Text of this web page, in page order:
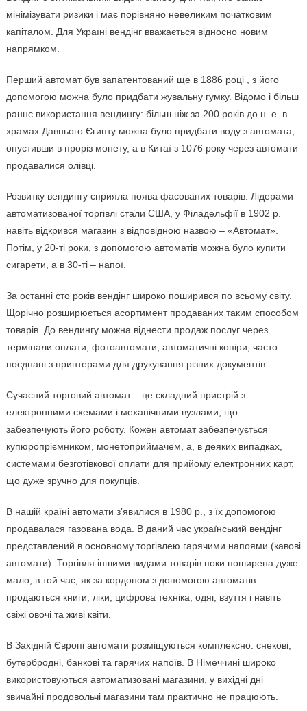
мінімізувати ризики і має порівняно невеликим початковим
капіталом. Для Україні вендінг вважається відносно новим
напрямком.
Перший автомат був запатентований ще в 1886 році , з його
допомогою можна було придбати жувальну гумку. Відомо і більш
раннє використання вендингу: більш ніж за 200 років до н. е. в
храмах Давнього Єгипту можна було придбати воду з автомата,
опустивши в проріз монету, а в Китаї з 1076 року через автомати
продавалися олівці.
Розвитку вендингу сприяла поява фасованих товарів. Лідерами
автоматизованої торгівлі стали США, у Філадельфії в 1902 р.
навіть відкрився магазин з відповідною назвою – «Автомат».
Потім, у 20-ті роки, з допомогою автоматів можна було купити
сигарети, а в 30-ті – напої.
За останні сто років вендінг широко поширився по всьому світу.
Щорічно розширюється асортимент продаваних таким способом
товарів. До вендингу можна віднести продаж послуг через
термінали оплати, фотоавтомати, автоматичні копіри, часто
поєднані з принтерами для друкування різних документів.
Сучасний торговий автомат – це складний пристрій з
електронними схемами і механічними вузлами, що
забезпечують його роботу. Кожен автомат забезпечується
купюропріємником, монетоприймачем, а, в деяких випадках,
системами безготівкової оплати для прийому електронних карт,
що дуже зручно для покупців.
В нашій країні автомати з’явилися в 1980 р., з їх допомогою
продавалася газована вода. В даний час український вендінг
представлений в основному торгівлею гарячими напоями (кавові
автомати). Торгівля іншими видами товарів поки поширена дуже
мало, в той час, як за кордоном з допомогою автоматів
продаються книги, ліки, цифрова техніка, одяг, взуття і навіть
свіжі овочі та живі квіти.
В Західній Європі автомати розміщуються комплексно: снекові,
бутербродні, банкові та гарячих напоїв. В Німеччині широко
використовуються автоматизовані магазини, у вихідні дні
звичайні продовольчі магазини там практично не працюють.